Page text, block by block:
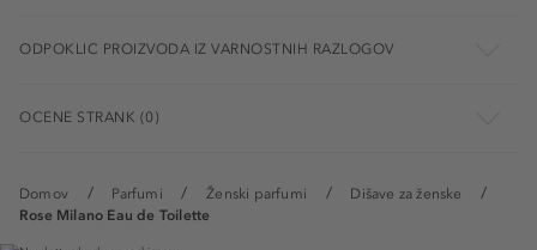
Domov Parfumi Ženski parfumi
Dišave za ženske
Rose Milano Eau de Toilette
ODPOKLIC PROIZVODA IZ VARNOSTNIH RAZLOGOV
OCENE STRANK (0)